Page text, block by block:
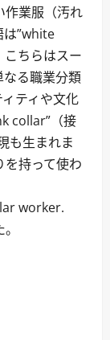
作業服（汚れ
は”white
ちらはスー
る職業分類
ティや文化
collar”（接
も生まれま
を持って使わ
worker.